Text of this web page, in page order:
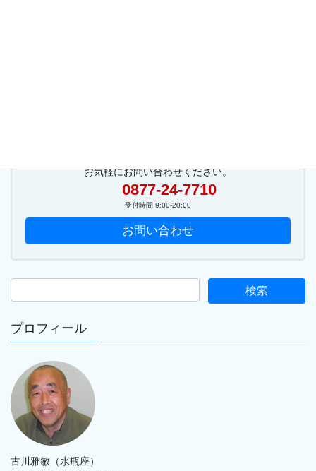
お気軽にお問い合わせください。
0877-24-7710
受付時間 9:00-20:00
お問い合わせ
プロフィール
古川雅敏（水瓶座）